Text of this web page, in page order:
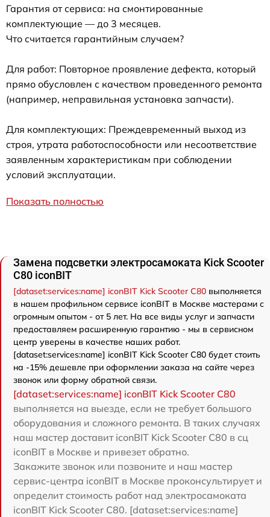
Гарантия от сервиса: на смонтированные
комплектующие — до 3 месяцев.
Что считается гарантийным случаем?
Для работ: Повторное проявление дефекта, который
прямо обусловлен с качеством проведенного ремонта
(например, неправильная установка запчасти).
Для комплектующих: Преждевременный выход из
строя, утрата работоспособности или несоответствие
заявленным характеристикам при соблюдении
условий эксплуатации.
Показать полностью
Замена подсветки электросамоката Kick Scooter
C80 iconBIT
[dataset:services:name] iconBIT Kick Scooter C80 выполняется
в нашем профильном сервисе iconBIT в Москве мастерами с
огромным опытом - от 5 лет. На все виды услуг и запчасти
предоставляем расширенную гарантию - мы в сервисном
центр уверены в качестве наших работ.
[dataset:services:name] iconBIT Kick Scooter C80 будет стоить
на -15% дешевле при оформлении заказа на сайте через
звонок или форму обратной связи.
[dataset:services:name] iconBIT Kick Scooter C80
выполняется на выезде, если не требует большого
оборудования и сложного ремонта. В таких случаях
наш мастер доставит iconBIT Kick Scooter C80 в сц
iconBIT в Москве и привезет обратно.
Закажите звонок или позвоните и наш мастер
сервис-центра iconBIT в Москве проконсультирует и
определит стоимость работ над электросамоката
iconBIT Kick Scooter C80. [dataset:services:name]